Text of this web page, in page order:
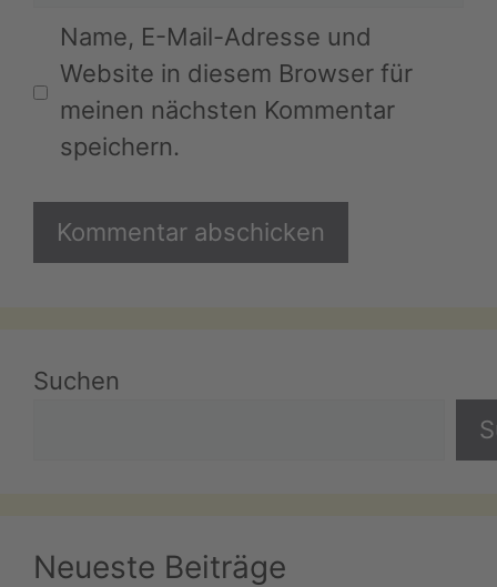
Name, E-Mail-Adresse und
Website in diesem Browser für
meinen nächsten Kommentar
speichern.
Suchen
Neueste Beiträge